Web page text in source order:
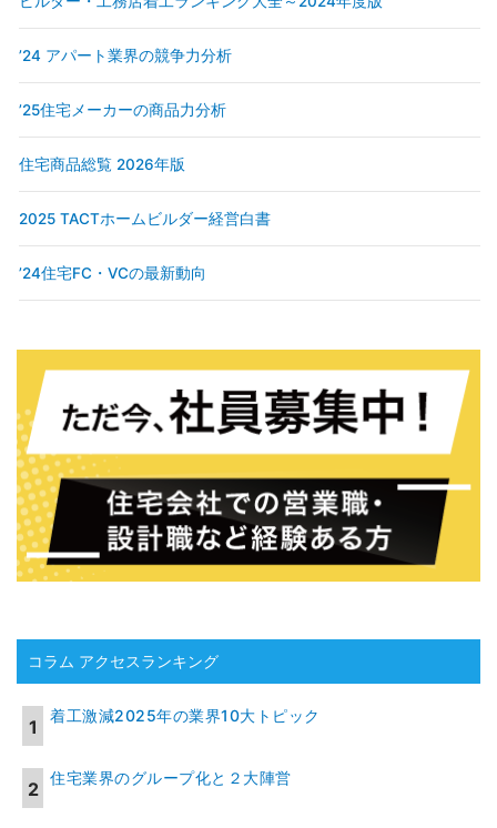
’24 アパート業界の競争力分析
’25住宅メーカーの商品力分析
住宅商品総覧 2026年版
2025 TACTホームビルダー経営白書
’24住宅FC・VCの最新動向
コラム アクセスランキング
着工激減2025年の業界10大トピック
住宅業界のグループ化と２大陣営